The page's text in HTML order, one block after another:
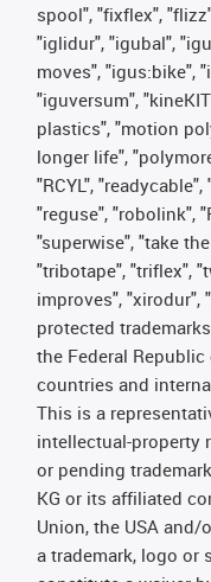
spool", "fixflex",
"iglidur", "igubal",
moves", "igus:bike",
"iguversum",
plastics", "motion
longer life",
"RCYL",
"reguse", "robolink",
"superwise", "take
"tribotape", "triflex",
improves", "xirodur",
protected
the Federal
countries and
This is a
intellectual-property
or pending
KG or its affiliated
Union, the USA
a trademark, logo